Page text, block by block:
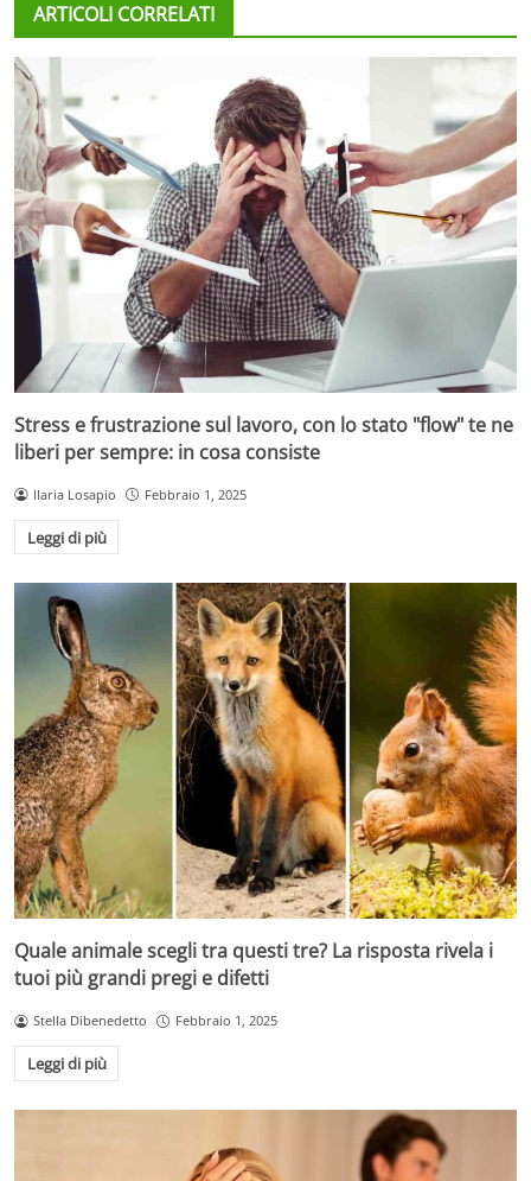
ARTICOLI CORRELATI
Stress e frustrazione sul lavoro, con lo stato "flow" te ne
liberi per sempre: in cosa consiste
Ilaria Losapio Febbraio 1, 2025
Leggi di più
Quale animale scegli tra questi tre? La risposta rivela i
tuoi più grandi pregi e difetti
Stella Dibenedetto Febbraio 1, 2025
Leggi di più